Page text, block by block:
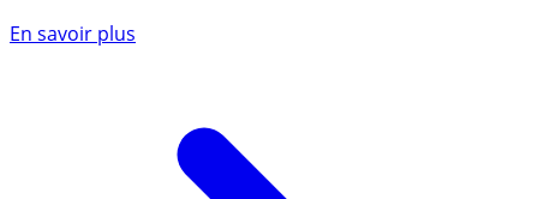
En savoir plus